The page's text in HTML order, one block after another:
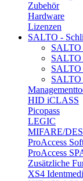
Zubehör
Hardware
Lizenzen
SALTO -
SALTO
SALTO
SALTO
HID iCLASS
Picopass
LEGIC
MIFARE/
ProAccess
ProAccess
Zusätzliche
XS4